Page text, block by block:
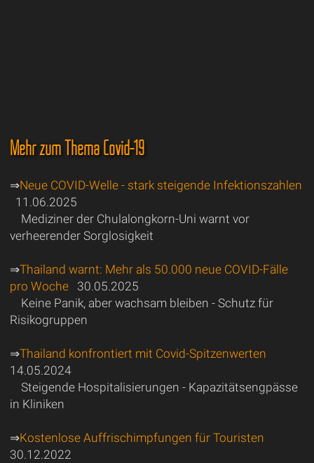
Mehr zum Thema Covid-19
⇒Neue COVID-Welle - stark steigende Infektionszahlen
11.06.2025
Mediziner der Chulalongkorn-Uni warnt vor
verheerender Sorglosigkeit
⇒Thailand warnt: Mehr als 50.000 neue COVID-Fälle
pro Woche30.05.2025
Keine Panik, aber wachsam bleiben - Schutz für
Risikogruppen
⇒Thailand konfrontiert mit Covid-Spitzenwerten
14.05.2024
Steigende Hospitalisierungen - Kapazitätsengpässe
in Kliniken
⇒Kostenlose Auffrischimpfungen für Touristen
30.12.2022